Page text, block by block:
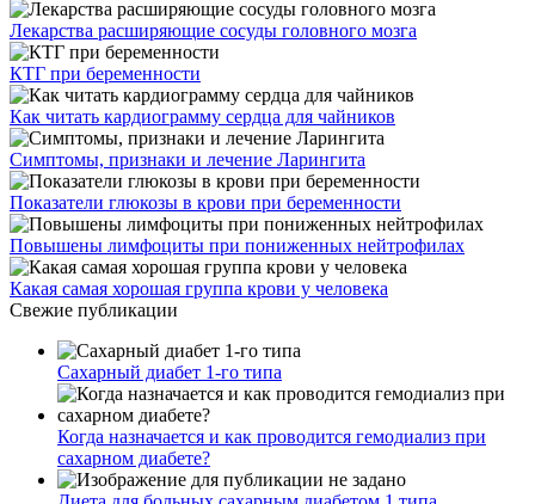
Лекарства расширяющие сосуды головного мозга
КТГ при беременности
Как читать кардиограмму сердца для чайников
Симптомы, признаки и лечение Ларингита
Показатели глюкозы в крови при беременности
Повышены лимфоциты при пониженных нейтрофилах
Какая самая хорошая группа крови у человека
Свежие публикации
Сахарный диабет 1-го типа
Когда назначается и как проводится гемодиализ при
сахарном диабете?